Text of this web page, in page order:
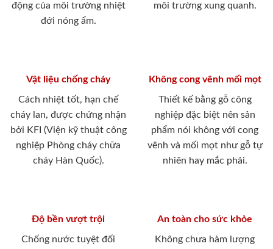
động của môi trường nhiệt
đới nóng ẩm.
môi trường xung quanh.
Vật liệu chống cháy
Cách nhiệt tốt, hạn chế
cháy lan, được chứng nhận
bởi KFI (Viện kỹ thuật công
nghiệp Phòng cháy chữa
cháy Hàn Quốc).
Không cong vênh mối mọt
Thiết kế bằng gỗ công
nghiệp đặc biệt nên sản
phẩm nói không với cong
vênh và mối mọt như gỗ tự
nhiên hay mắc phải.
Độ bền vượt trội
Chống nước tuyệt đối
An toàn cho sức khỏe
Không chưa hàm lượng